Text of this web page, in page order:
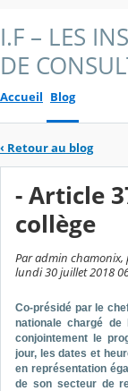
I.F – LES
DE
Accueil Blog
‹ Retour au blog
- Article
collège
Par admin chamonix,
lundi 30 juillet 2018
Co-présidé par le
nationale chargé
conjointement le
jour, les dates et
en représentation
de son secteur de